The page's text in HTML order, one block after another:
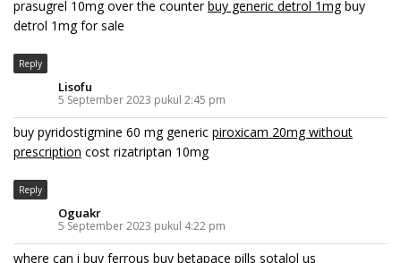
prasugrel 10mg over the counterbuy generic detrol 1mgbuy
detrol 1mg for sale
Reply
Lisofu
5 September 2023 pukul 2:45 pm
buy pyridostigmine 60 mg generic piroxicam 20mg without
prescription cost rizatriptan 10mg
Reply
Oguakr
5 September 2023 pukul 4:22 pm
where can i buy ferrous buy betapace pills sotalol us